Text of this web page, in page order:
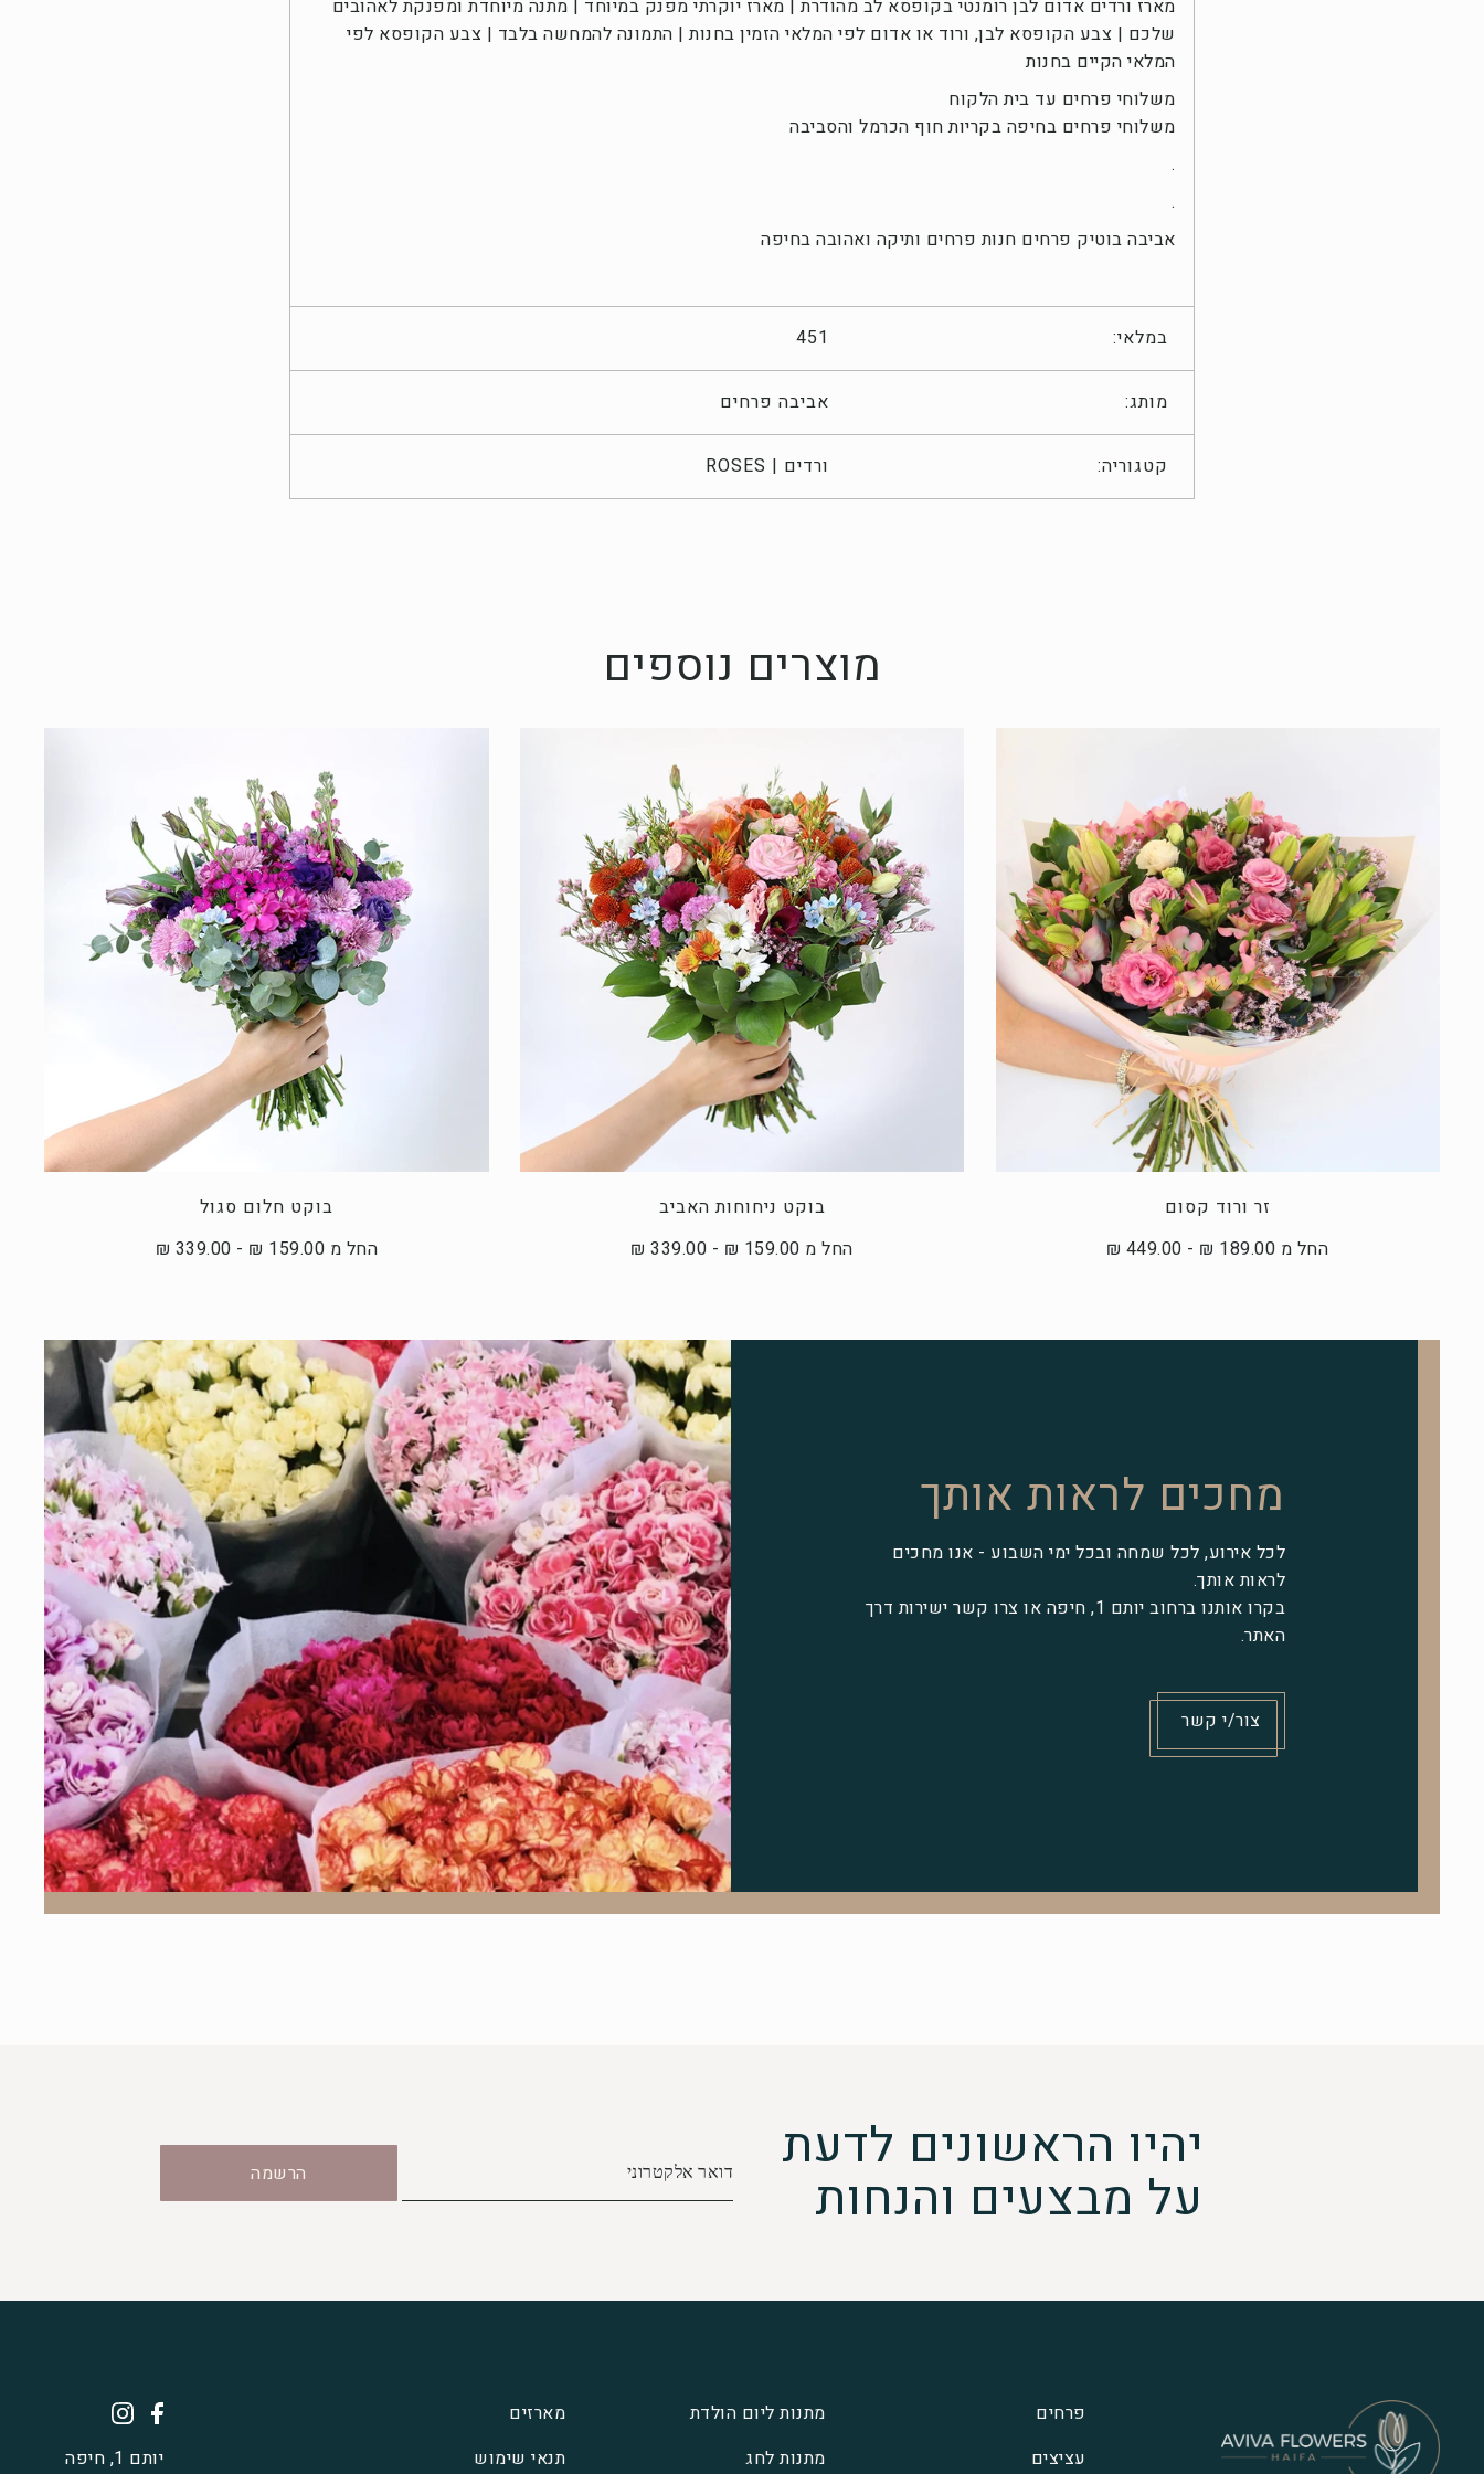
מארז ורדים אדום לבן רומנטי בקופסא לב מהודרת | מארז יוקרתי מפנק במיוחד | מתנה מיוחדת ומפנקת לאהובים
שלכם | צבע הקופסא לבן, ורוד או אדום לפי המלאי הזמין בחנות | התמונה להמחשה בלבד | צבע הקופסא לפי
המלאי הקיים בחנות
משלוחי פרחים עד בית הלקוח
משלוחי פרחים בחיפה בקריות חוף הכרמל והסביבה
.
.
אביבה בוטיק פרחים חנות פרחים ותיקה ואהובה בחיפה
במלאי: 451
מותג: אביבה פרחים
קטגוריה: ורדים | ROSES
מוצרים נוספים
זר ורוד קסום
החל מ 189.00 ₪ - 449.00 ₪
בוקט ניחוחות האביב
החל מ 159.00 ₪ - 339.00 ₪
בוקט חלום סגול
החל מ 159.00 ₪ - 339.00 ₪
מחכים לראות אותך
לכל אירוע, לכל שמחה ובכל ימי השבוע - אנו מחכים
לראות אותך.
בקרו אותנו ברחוב יותם 1, חיפה או צרו קשר ישירות דרך
האתר.
צור/י קשר
יהיו הראשונים לדעת
על מבצעים והנחות הרשמה
פרחים
עציצים
מתנות ליום הולדת
מתנות לחג
מארזים
תנאי שימוש
יותם 1, חיפה